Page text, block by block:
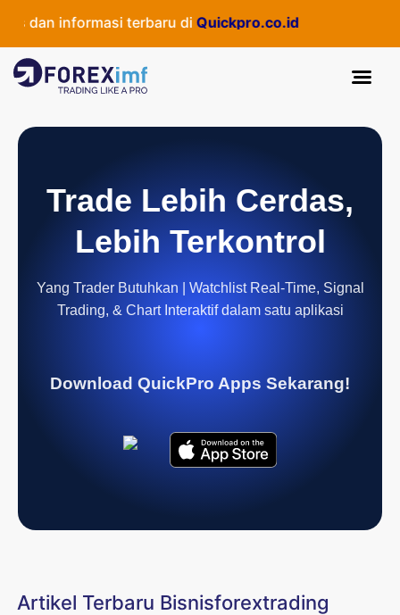
informasi terbaru diQuickpro.co.id
Trade Lebih Cerdas,
Lebih Terkontrol
Yang Trader Butuhkan | Watchlist Real-Time, Signal
Trading, & Chart Interaktif dalam satu aplikasi
Download QuickPro Apps Sekarang!
Artikel Terbaru Bisnisforextrading